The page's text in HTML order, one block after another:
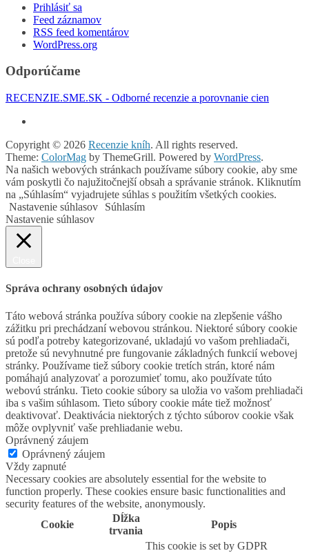
Prihlásiť sa
Feed záznamov
RSS feed komentárov
WordPress.org
Odporúčame
RECENZIE.SME.SK - Odborné recenzie a porovnanie cien
Copyright © 2026 Recenzie kníh. All rights reserved.
Theme: ColorMag by ThemeGrill. Powered by WordPress.
Na našich webových stránkach používame súbory cookie, aby sme
vám poskytli čo najužitočnejší obsah a správanie stránok. Kliknutím
na „Súhlasím“ vyjadrujete súhlas s použitím všetkých cookies.
Nastavenie súhlasov
Súhlasím
Nastavenie súhlasov
Správa ochrany osobných údajov
Táto webová stránka používa súbory cookie na zlepšenie vášho
zážitku pri prechádzaní webovou stránkou. Niektoré súbory cookie
sú podľa potreby kategorizované, ukladajú vo vašom prehliadači,
pretože sú nevyhnutné pre fungovanie základných funkcií webovej
stránky. Používame tiež súbory cookie tretích strán, ktoré nám
pomáhajú analyzovať a porozumieť tomu, ako používate túto
webovú stránku. Tieto cookie súbory sa uložia vo vašom prehliadači
iba s vašim súhlasom. Tieto súbory cookie máte tiež možnosť
deaktivovať. Deaktivácia niektorých z týchto súborov cookie však
môže ovplyvniť vaše prehliadanie webu.
Oprávnený záujem
Oprávnený záujem
Vždy zapnuté
Necessary cookies are absolutely essential for the website to
function properly. These cookies ensure basic functionalities and
security features of the website, anonymously.
Cookie
Dĺžka
trvania
Popis
This cookie is set by GDPR